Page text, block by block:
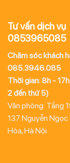
Tư vấn dịch vụ
0853965085
Chăm sóc khách
085.3946.085
Thời gian: 8h -
2 đến thứ 5)
Văn phòng: Tầng
137 Nguyễn Ngọc
Hòa, Hà Nội